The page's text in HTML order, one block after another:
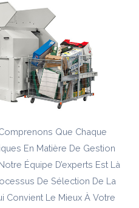
Que Chaque
En Matière De Gestion
Équipe D’experts Est Là
De Sélection De La
Convient Le Mieux À Votre